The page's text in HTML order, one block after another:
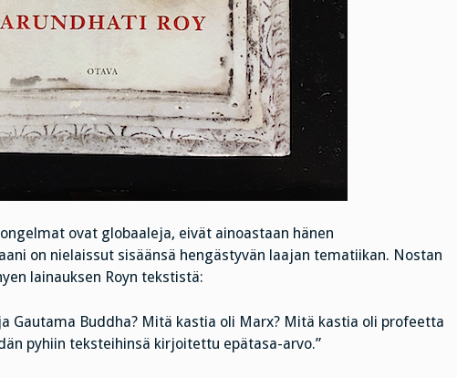
ovat globaaleja, eivät ainoastaan hänen
on nielaissut sisäänsä hengästyvän laajan tematiikan. Nostan
lainauksen Royn tekstistä:
Gautama Buddha? Mitä kastia oli Marx? Mitä kastia oli profeetta
pyhiin teksteihinsä kirjoitettu epätasa-arvo.”